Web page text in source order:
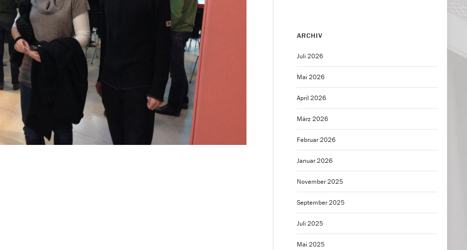
ARCHIV
Juli 2026
Mai 2026
April 2026
März 2026
Februar 2026
Januar 2026
November 2025
September 2025
Juli 2025
Mai 2025